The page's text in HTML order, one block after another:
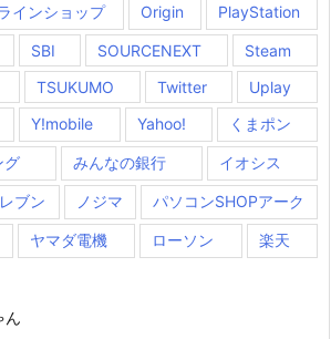
インショップ Origin PlayStation
SBI SOURCENEXT
Steam
TSUKUMO Twitter
Uplay
Y!mobile Yahoo! くまポン
グ みんなの銀行 イオシス
ブン ノジマ パソコンSHOPアーク
ヤマダ電機 ローソン 楽天